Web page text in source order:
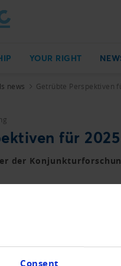
YOUR RIGHT
news Getrübte Perspektiven
für 2025
der
Punkte auf 99,5
übrigen
hat der Raiffeisen